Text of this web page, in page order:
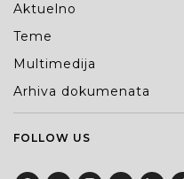
Aktuelno
Teme
Multimedija
Arhiva dokumenata
FOLLOW US